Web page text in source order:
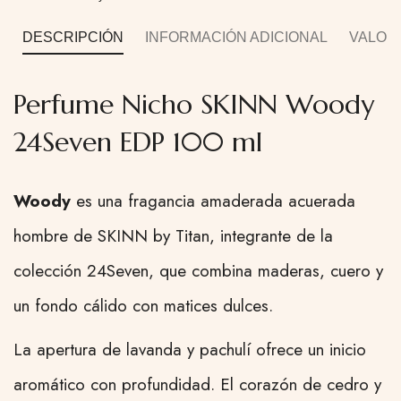
DESCRIPCIÓN INFORMACIÓN ADICIONAL
Perfume Nicho SKINN Woody
24Seven EDP 100 ml
Woody es una fragancia amaderada acuerada
hombre de SKINN by Titan, integrante de la
colección 24Seven, que combina maderas, cuero y
un fondo cálido con matices dulces.
La apertura de lavanda y pachulí ofrece un inicio
aromático con profundidad. El corazón de cedro y